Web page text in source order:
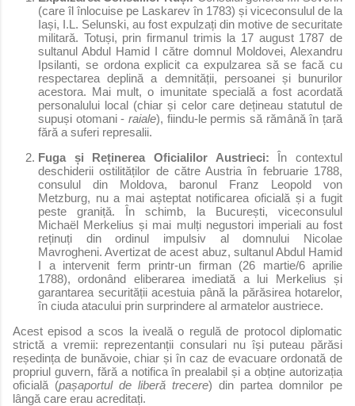
(care îl înlocuise pe Laskarev în 1783) și viceconsulul de la
Iași, I.L. Selunski, au fost expulzați din motive de securitate
militară. Totuși, prin firmanul trimis la 17 august 1787 de
sultanul Abdul Hamid I către domnul Moldovei, Alexandru
Ipsilanti, se ordona explicit ca expulzarea să se facă cu
respectarea deplină a demnității, persoanei și bunurilor
acestora. Mai mult, o imunitate specială a fost acordată
personalului local (chiar și celor care dețineau statutul de
supuși otomani - raiale), fiindu-le permis să rămână în țară
fără a suferi represalii.
Fuga și Reținerea Oficialilor Austrieci: În contextul
deschiderii ostilităților de către Austria în februarie 1788,
consulul din Moldova, baronul Franz Leopold von
Metzburg, nu a mai așteptat notificarea oficială și a fugit
peste graniță. În schimb, la București, viceconsulul
Michaël Merkelius și mai mulți negustori imperiali au fost
reținuți din ordinul impulsiv al domnului Nicolae
Mavrogheni. Avertizat de acest abuz, sultanul Abdul Hamid
I a intervenit ferm printr-un firman (26 martie/6 aprilie
1788), ordonând eliberarea imediată a lui Merkelius și
garantarea securității acestuia până la părăsirea hotarelor,
în ciuda atacului prin surprindere al armatelor austriece.
Acest episod a scos la iveală o regulă de protocol diplomatic
strictă a vremii: reprezentanții consulari nu își puteau părăsi
reședința de bunăvoie, chiar și în caz de evacuare ordonată de
propriul guvern, fără a notifica în prealabil și a obține autorizația
oficială (pașaportul de liberă trecere) din partea domnilor pe
lângă care erau acreditați.